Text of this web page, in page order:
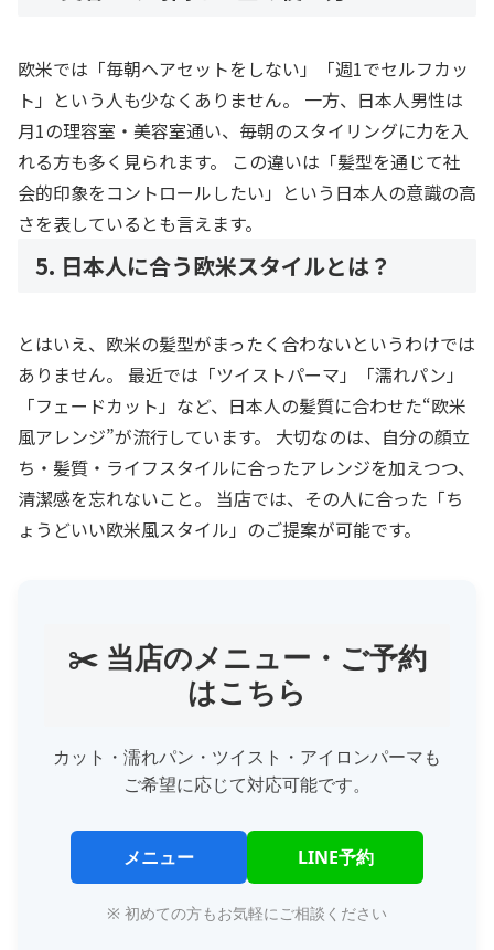
欧米では「毎朝ヘアセットをしない」「週1でセルフカッ
ト」という人も少なくありません。 一方、日本人男性は
月1の理容室・美容室通い、毎朝のスタイリングに力を入
れる方も多く見られます。 この違いは「髪型を通じて社
会的印象をコントロールしたい」という日本人の意識の高
さを表しているとも言えます。
5. 日本人に合う欧米スタイルとは？
とはいえ、欧米の髪型がまったく合わないというわけでは
ありません。 最近では「ツイストパーマ」「濡れパン」
「フェードカット」など、日本人の髪質に合わせた“欧米
風アレンジ”が流行しています。 大切なのは、自分の顔立
ち・髪質・ライフスタイルに合ったアレンジを加えつつ、
清潔感を忘れないこと。 当店では、その人に合った「ち
ょうどいい欧米風スタイル」のご提案が可能です。
✂️ 当店のメニュー・ご予約
はこちら
カット・濡れパン・ツイスト・アイロンパーマも
ご希望に応じて対応可能です。
メニュー LINE予約
※ 初めての方もお気軽にご相談ください